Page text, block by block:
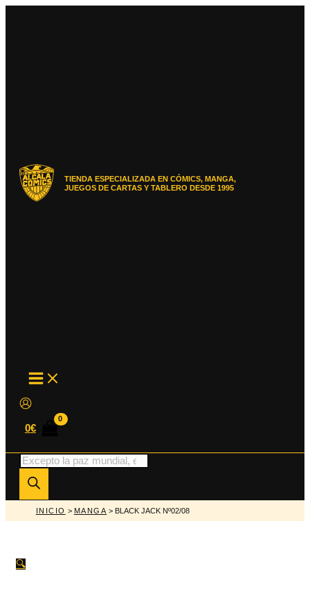
TIENDA ESPECIALIZADA EN CÓMICS, MANGA,
JUEGOS DE CARTAS Y TABLERO DESDE 1995
MAIN
MENU
0€
Búsqueda
de
productos
INICIO > MANGA > BLACK JACK Nº02/08
🔍